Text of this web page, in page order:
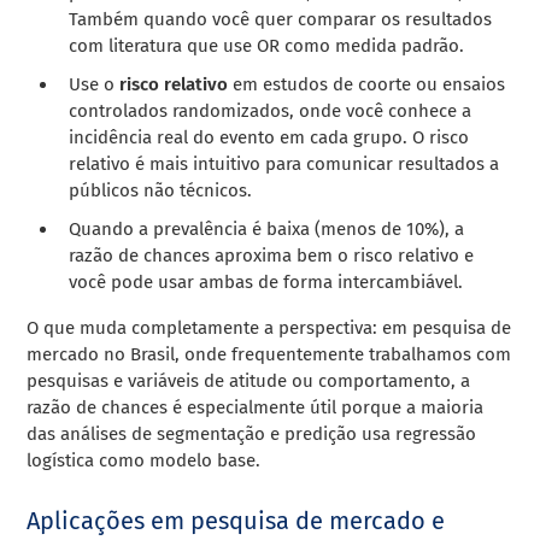
Também quando você quer comparar os resultados
com literatura que use OR como medida padrão.
Use o risco relativo em estudos de coorte ou ensaios
controlados randomizados, onde você conhece a
incidência real do evento em cada grupo. O risco
relativo é mais intuitivo para comunicar resultados a
públicos não técnicos.
Quando a prevalência é baixa (menos de 10%), a
razão de chances aproxima bem o risco relativo e
você pode usar ambas de forma intercambiável.
O que muda completamente a perspectiva: em pesquisa de
mercado no Brasil, onde frequentemente trabalhamos com
pesquisas e variáveis de atitude ou comportamento, a
razão de chances é especialmente útil porque a maioria
das análises de segmentação e predição usa regressão
logística como modelo base.
Aplicações em pesquisa de mercado e